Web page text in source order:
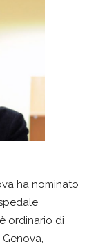
ha nominato
ordinario di